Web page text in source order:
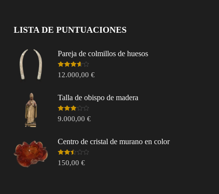
LISTA DE PUNTUACIONES
Pareja de colmillos de huesos
Valorado
en3.67
12.000,00€
Talla de obispo de madera
Valorado
en3.00
9.000,00€
Centro de cristal de murano en color
Valorado
en
150,00€